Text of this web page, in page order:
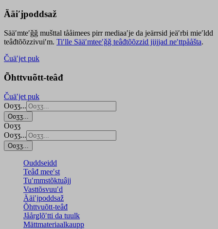
Ääiʹjpoddsaž
Sääʹmteʹǧǧ mušttal tååimees pirr mediaaʹje da jeärrsid jeäʹrbi mieʹldd
teâđtõõzzivuiʹm. Tiʹlle Sääʹmteeʹǧǧ teâđtõõzzid jiijjad neʹttpååšta.
Čuäʹjet puk
Õhttvuõtt-teâđ
Čuäʹjet puk
Ooʒʒ...
Ooʒʒ...
Ooʒʒ
Ooʒʒ...
Ooʒʒ...
Ouddseidd
Teâđ meeʹst
Tuʹmmstõktuâjj
Vasttõsvuuʹd
Ääiʹjpoddsaž
Õhttvuõtt-teâđ
Jåårǥlõʹtti da tuulk
Mättmateriaalkaupp